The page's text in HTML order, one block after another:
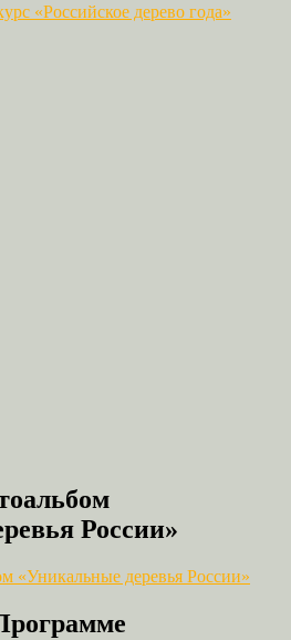
«Российское дерево года»
России»